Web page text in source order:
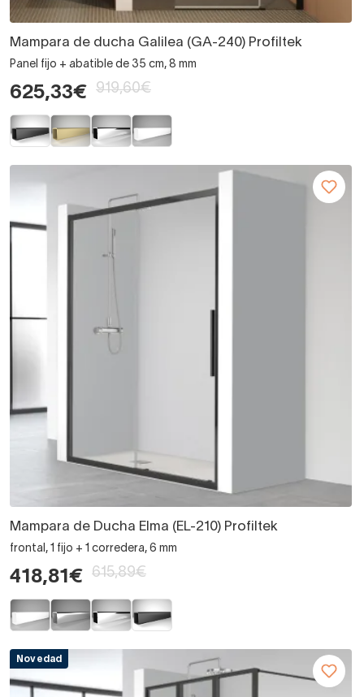
Mampara de ducha Galilea (GA-240) Profiltek
Panel fijo + abatible de 35 cm, 8 mm
625,33€ 919,60€
Mampara de Ducha Elma (EL-210) Profiltek
frontal, 1 fijo + 1 corredera, 6 mm
418,81€ 615,89€
Novedad